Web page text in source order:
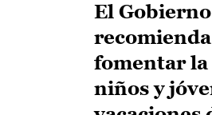
El
fomentar
niños y